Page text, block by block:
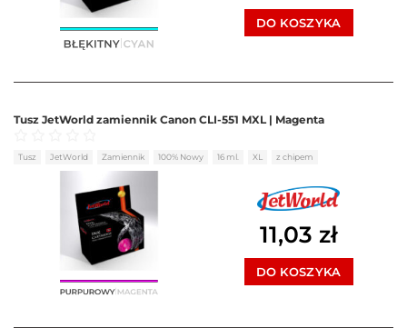
DO KOSZYKA
Tusz JetWorld zamiennik Canon CLI-551 MXL | Magenta
Oceniono 0na 5
Tusz JetWorld Zamiennik 100% Nowy 16 ml. XL z chipem
11,03 zł
DO KOSZYKA